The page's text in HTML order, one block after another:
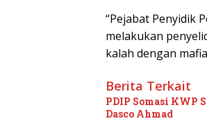
“Pejabat Penyidik
melakukan
kalah dengan
Berita Terkait
PDIP Somasi KWP
Dasco Ahmad